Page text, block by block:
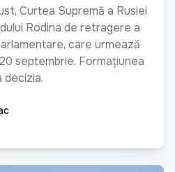
Curtea Supremă a Rusiei
Rodina de retragere a
care urmează
septembrie. Formațiunea
decizia.